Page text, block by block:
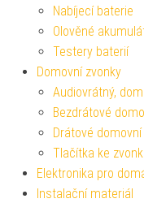
Nabíjecí baterie
Olověné
Testery baterií
Domovní zvonky
Audiovrátný,
Bezdrátové
Drátové
Tlačítka ke
Elektronika pro
Instalační materiál